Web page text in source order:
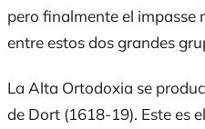
pero finalmente el impasse
entre estos dos grandes
La Alta Ortodoxia se
de Dort (1618-19). Este es